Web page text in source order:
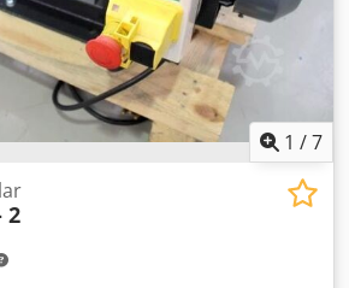
1 /7
2